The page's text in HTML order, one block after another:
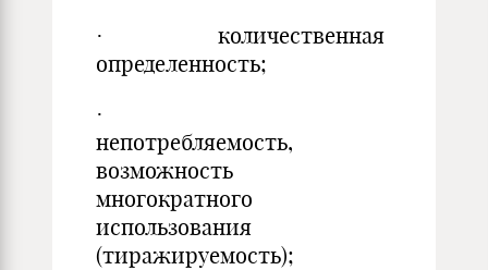
· количественная
определенность;
·
непотребляемость,
возможность
многократного
использования
(тиражируемость);